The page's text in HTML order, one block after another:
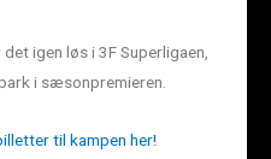
igen løs i 3F Superligaen,
i sæsonpremieren.
til kampen her!